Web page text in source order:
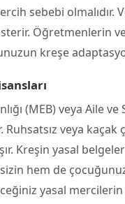
sebebi olmalıdır.
Öğretmenlerin
kreşe
(MEB) veya Aile
veya
Kreşin yasal
sizin hem de
yasal mercilerin